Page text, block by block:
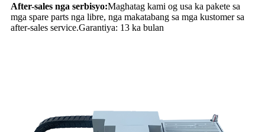
After-sales nga serbisyo:Maghatag kami og usa ka pakete sa
mga spare parts nga libre, nga makatabang sa mga kustomer sa
after-sales service.Garantiya: 13 ka bulan